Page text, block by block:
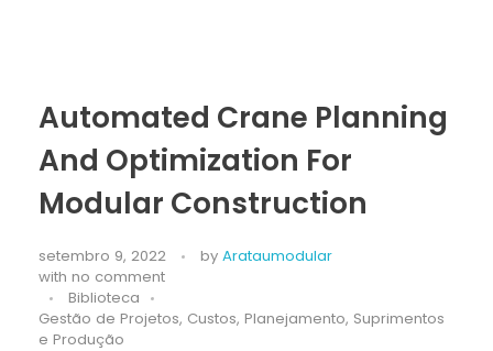
Automated Crane Planning
And Optimization For
Modular Construction
setembro 9, 2022 by Arataumodular
with no comment
Biblioteca
Gestão de Projetos, Custos, Planejamento, Suprimentos
e Produção